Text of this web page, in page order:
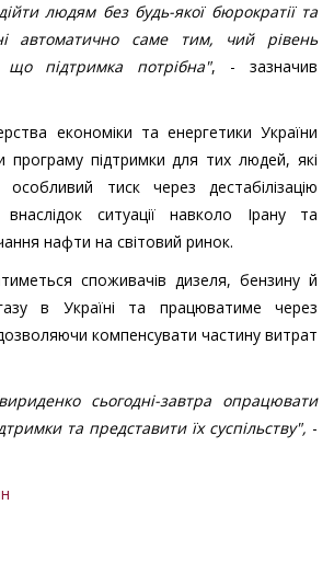
людям без будь-якої бюрократії та
автоматично саме тим, чий рівень
що підтримка потрібна", - зазначив
економіки та енергетики України
програму підтримки для тих людей, які
особливий тиск через дестабілізацію
ситуації навколо Ірану та
нафти на світовий ринок.
споживачів дизеля, бензину й
в Україні та працюватиме через
компенсувати частину витрат
сьогодні-завтра опрацювати
та представити їх суспільству", -